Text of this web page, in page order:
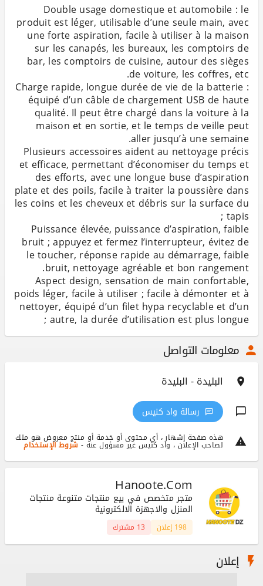
Double usage domestique et automobile : le
produit est léger, utilisable d’une seule main, avec
une forte aspiration, facile à utiliser à la maison
sur les canapés, les bureaux, les comptoirs de
bar, les comptoirs de cuisine, autour des sièges
Charge rapide, longue durée de vie de la batterie :
équipé d’un câble de chargement USB de haute
qualité. Il peut être chargé dans la voiture à la
maison et en sortie, et le temps de veille peut
Plusieurs accessoires aident au nettoyage précis
et efficace, permettant d’économiser du temps et
des efforts, avec une longue buse d’aspiration
plate et des poils, facile à traiter la poussière dans
les coins et les cheveux et débris sur la surface du
tapis ;
Puissance élevée, puissance d’aspiration, faible
bruit ; appuyez et fermez l’interrupteur, évitez de
le toucher, réponse rapide au démarrage, faible
Aspect design, sensation de main confortable,
poids léger, facile à utiliser ; facile à démonter et à
nettoyer, équipé d’un filet hypa recyclable et d’un
autre, la durée d’utilisation est plus longue ;
معلومات التواصل
البليدة - البليدة
رسالة واد كنيس
هذه صفحة إشهار ، أي محتوى أو خدمة أو منتج معروض هو ملك
لصاحب الإعلان ، واد كنيس غير مسؤول عنه - شروط الإستخدام
Hanoote.com
متجر متخصص في بيع منتجات متنوعة منتجات
المنزل والاجهزة الالكترونية
198 إعلان 13 مشترك
إعلان